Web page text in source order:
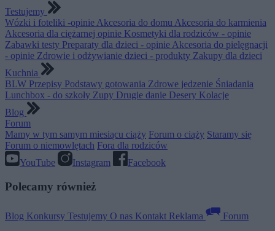
Testujemy
Wózki i foteliki -opinie Akcesoria do domu Akcesoria do karmienia
Akcesoria dla ciężarnej opinie Kosmetyki dla rodziców - opinie
Zabawki testy Preparaty dla dzieci - opinie Akcesoria do pielęgnacji
- opinie Zdrowie i odżywianie dzieci - produkty Zakupy dla dzieci
Kuchnia
BLW Przepisy Podstawy gotowania Zdrowe jedzenie Śniadania
Lunchbox - do szkoły Zupy Drugie danie Desery Kolacje
Blog
Forum
Mamy w tym samym miesiącu ciąży Forum o ciąży Staramy się
Forum o niemowlętach Fora dla rodziców
YouTube
Instagram Facebook
Polecamy również
Blog Konkursy Testujemy O nas Kontakt Reklama
Forum